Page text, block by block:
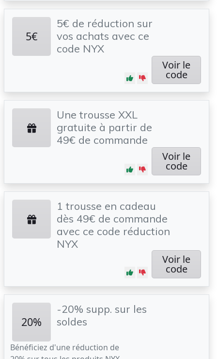
5€
5€ de réduction sur
vos achats avec ce
code NYX
Voir le
code
Une trousse XXL
gratuite à partir de
49€ de commande
Voir le
code
1 trousse en cadeau
dès 49€ de commande
avec ce code réduction
NYX
Voir le
code
20%
-20% supp. sur les
soldes
Bénéficiez d'une réduction de